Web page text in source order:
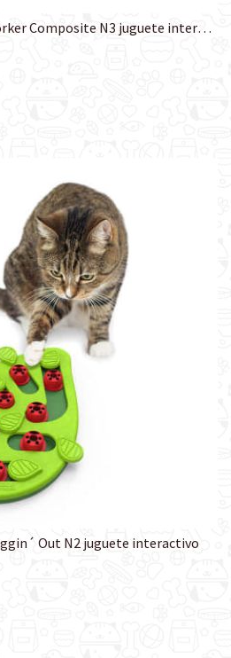
Nina Ottosson Puzzle worker Composite N3 juguete interactivo
Out N2 juguete interactivo